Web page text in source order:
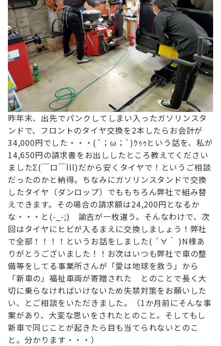
昨年末、出先でパンクしてしまい入ったガソリンスタ
ンドで、フロントのタイヤ交換を2本したらお会計が
34,000円でした・・・(´；ω；`)ｳｩｩという話を、私が
14,650円の請求書をお出ししたところ教えてください
ましたΣ(￣ロ￣lll)だから安くタイヤで！というご相談
だったのかと納得。 ちなみにガソリンスタンドで交換
したタイヤ（ダンロップ）でももちろん弊社で組み替
えできます。 その場合の請求額は24,200円となるか
な・・・と(-_-;) 諭吉が一枚違う。 そんなわけで、次
回はタイヤにヒビが入るまえに交換しましょう！ 弊社
で全部！！！！ というお話をしました( ´∀｀ )N様あ
りがとうございました！！ お次はいつも弊社で車の整
備等をしてる事業所さんが 「愛は地球を救う」から
「新車の」福祉車両が寄贈された とのことで長く大
切に乗らなければいけないため失禁対策をお願いした
い、とご相談をいただきました。
（1か月前にそんな事
案があり、大変な思いをされたとのこと。 そしてもし
新車で同じことが起きたら目も当てられないとのこ
と。分かります・・・）